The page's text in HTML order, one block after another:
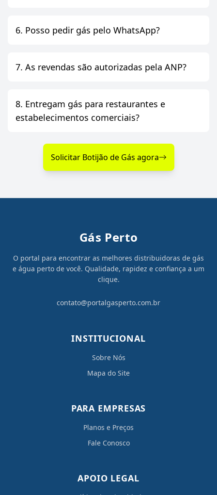
6. Posso pedir gás pelo WhatsApp?
7. As revendas são autorizadas pela ANP?
8. Entregam gás para restaurantes e
estabelecimentos comerciais?
Solicitar Botijão de Gás agora
Gás Perto
O portal para encontrar as melhores distribuidoras de gás
e água perto de você. Qualidade, rapidez e confiança a um
clique.
contato@portalgasperto.com.br
INSTITUCIONAL
Sobre Nós
Mapa do Site
PARA EMPRESAS
Planos e Preços
Fale Conosco
APOIO LEGAL